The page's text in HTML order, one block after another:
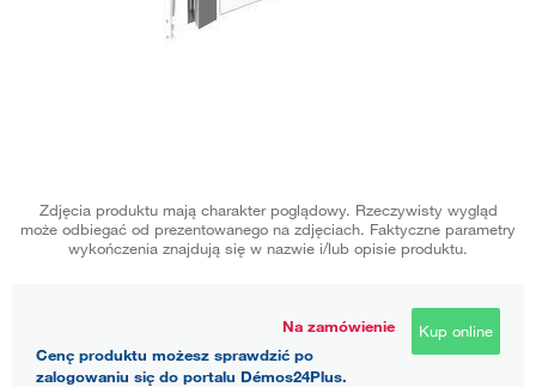
Zdjęcia produktu mają charakter poglądowy. Rzeczywisty wygląd
może odbiegać od prezentowanego na zdjęciach. Faktyczne parametry
wykończenia znajdują się w nazwie i/lub opisie produktu.
Na zamówienie
Cenę produktu możesz sprawdzić po
zalogowaniu się do portalu Démos24Plus.
Kup online